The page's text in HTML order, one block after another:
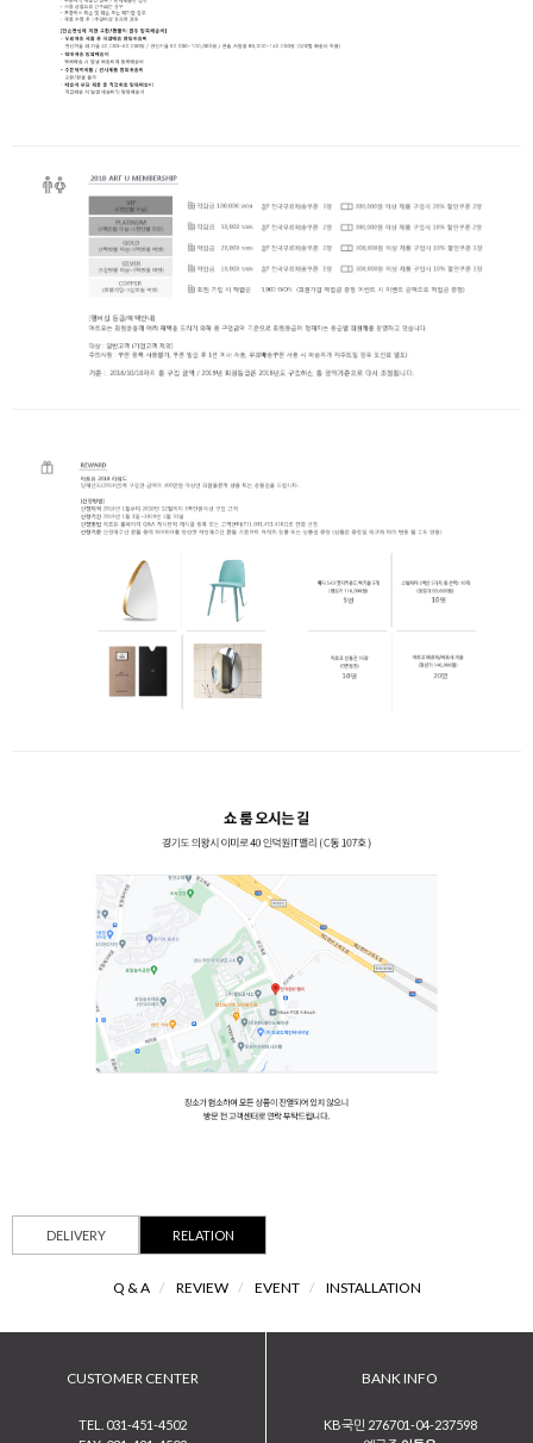
DELIVERY RELATION
Q & A / REVIEW / EVENT / INSTALLATION
CUSTOMER CENTER
TEL. 031-451-4502
BANK INFO
KB국민 276701-04-237598